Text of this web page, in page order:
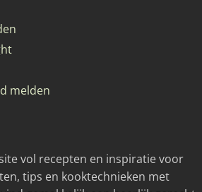
melden
vol recepten en inspiratie voor
tips en kooktechnieken met